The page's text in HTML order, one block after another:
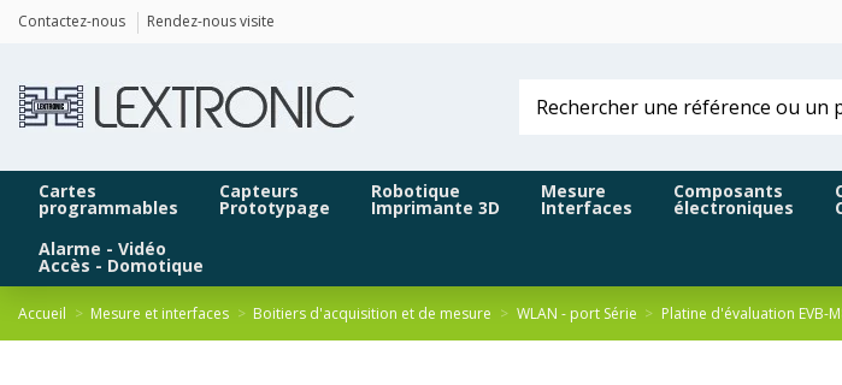
Contactez-nous Rendez-nous visite
Cartes
programmables
Capteurs
Prototypage
Robotique
Imprimante 3D
Mesure
Interfaces
Composants
électroniques
Alarme - Vidéo
Accès - Domotique
Accueil Mesure et interfaces Boitiers d'acquisition et de mesure WLAN - port Série Platine d'évaluation EVB-
Panneau de gestion des cookies